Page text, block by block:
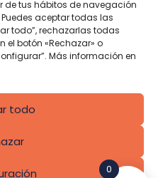
de tus hábitos de navegación
aceptar todas las
todo”, rechazarlas todas
botón «Rechazar» o
Más información en
todo
de Contratación
Cookies
Solutions 0